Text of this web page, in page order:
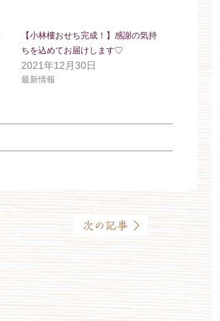
【小林樓おせち完成！】感謝の気持
ちを込めてお届けします♡
2021年12月30日
最新情報